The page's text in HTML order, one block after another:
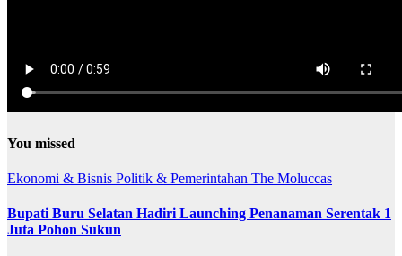
You missed
Ekonomi & Bisnis Politik & Pemerintahan The Moluccas
Bupati Buru Selatan Hadiri Launching Penanaman Serentak 1
Juta Pohon Sukun